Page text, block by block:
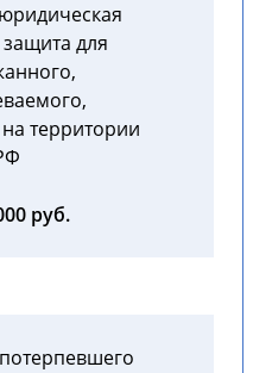
для
территории
руб.